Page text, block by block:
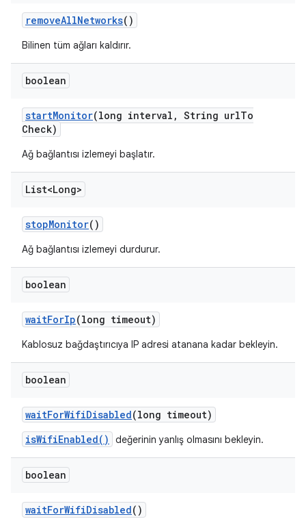
removeAllNetworks()
Bilinen tüm ağları kaldırır.
boolean
startMonitor(long interval , String urlTo
Check)
Ağ bağlantısı izlemeyi başlatır.
List<Long>
stopMonitor()
Ağ bağlantısı izlemeyi durdurur.
boolean
waitForIp(long timeout)
Kablosuz bağdaştırıcıya IP adresi atanana kadar bekleyin.
boolean
waitForWifiDisabled(long timeout)
isWifiEnabled()
değerinin yanlış olmasını bekleyin.
boolean
waitForWifiDisabled()